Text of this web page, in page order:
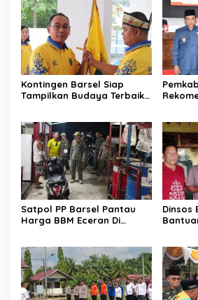
Kontingen Barsel Siap
Tampilkan Budaya Terbaik
Satpol PP Barsel Pantau
Harga BBM Eceran Di
Dinsos